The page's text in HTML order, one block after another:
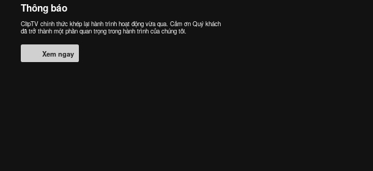
Thông báo
ClipTV chính thức khép lại hành trình hoạt động vừa qua. Cảm ơn Quý khách
đã trở thành một phần quan trọng trong hành trình của chúng tôi.
Xem ngay